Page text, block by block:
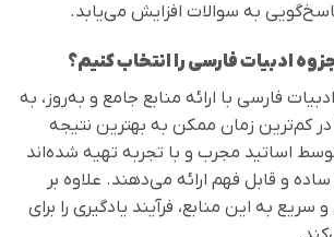
به سوالات افزایش می‌یابد.
ادبیات فارسی را انتخاب کنیم؟
فارسی با ارائه منابع جامع و به‌روز، به
کم‌ترین زمان ممکن به بهترین نتیجه
اساتید مجرب و با تجربه تهیه شده‌اند
و قابل فهم ارائه می‌دهند. علاوه بر
به این منابع، فرآیند یادگیری را برای